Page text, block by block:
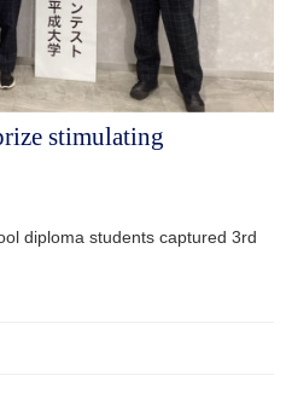
stimulating
diploma students captured 3rd